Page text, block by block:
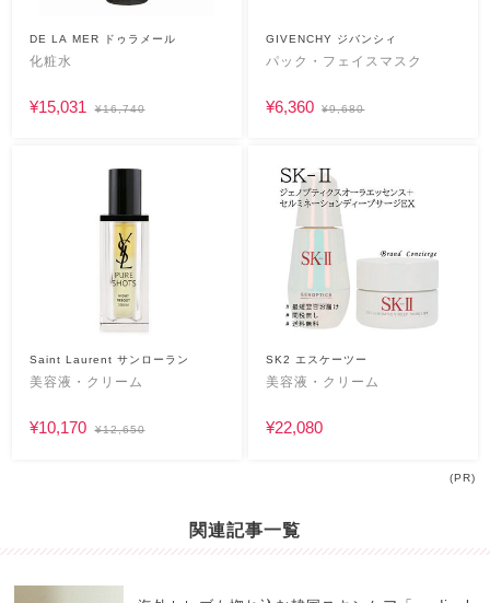
DE LA MER ドゥラメール
化粧水
¥15,031 ¥16,740
GIVENCHY ジバンシィ
パック・フェイスマスク
¥6,360 ¥9,680
Saint Laurent サンローラン
美容液・クリーム
¥10,170 ¥12,650
SK2 エスケーツー
美容液・クリーム
¥22,080
(PR)
関連記事一覧